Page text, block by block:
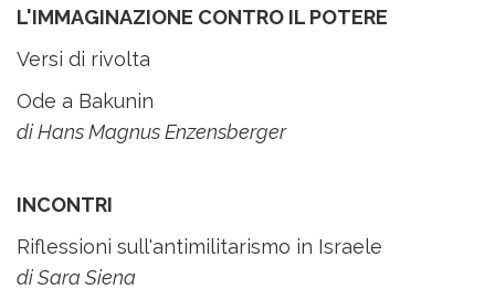
L'IMMAGINAZIONE CONTRO IL POTERE
Versi di rivolta
Ode a Bakunin
di Hans Magnus Enzensberger
INCONTRI
Riflessioni sull'antimilitarismo in Israele
di Sara Siena